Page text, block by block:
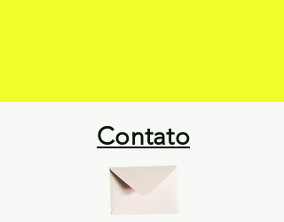
Contato